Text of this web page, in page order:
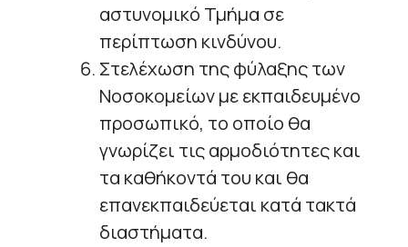
αστυνομικό Τμήμα σε
περίπτωση κινδύνου.
Στελέχωση της φύλαξης των
Νοσοκομείων με εκπαιδευμένο
προσωπικό, το οποίο θα
γνωρίζει τις αρμοδιότητες και
τα καθήκοντά του και θα
επανεκπαιδεύεται κατά τακτά
διαστήματα.